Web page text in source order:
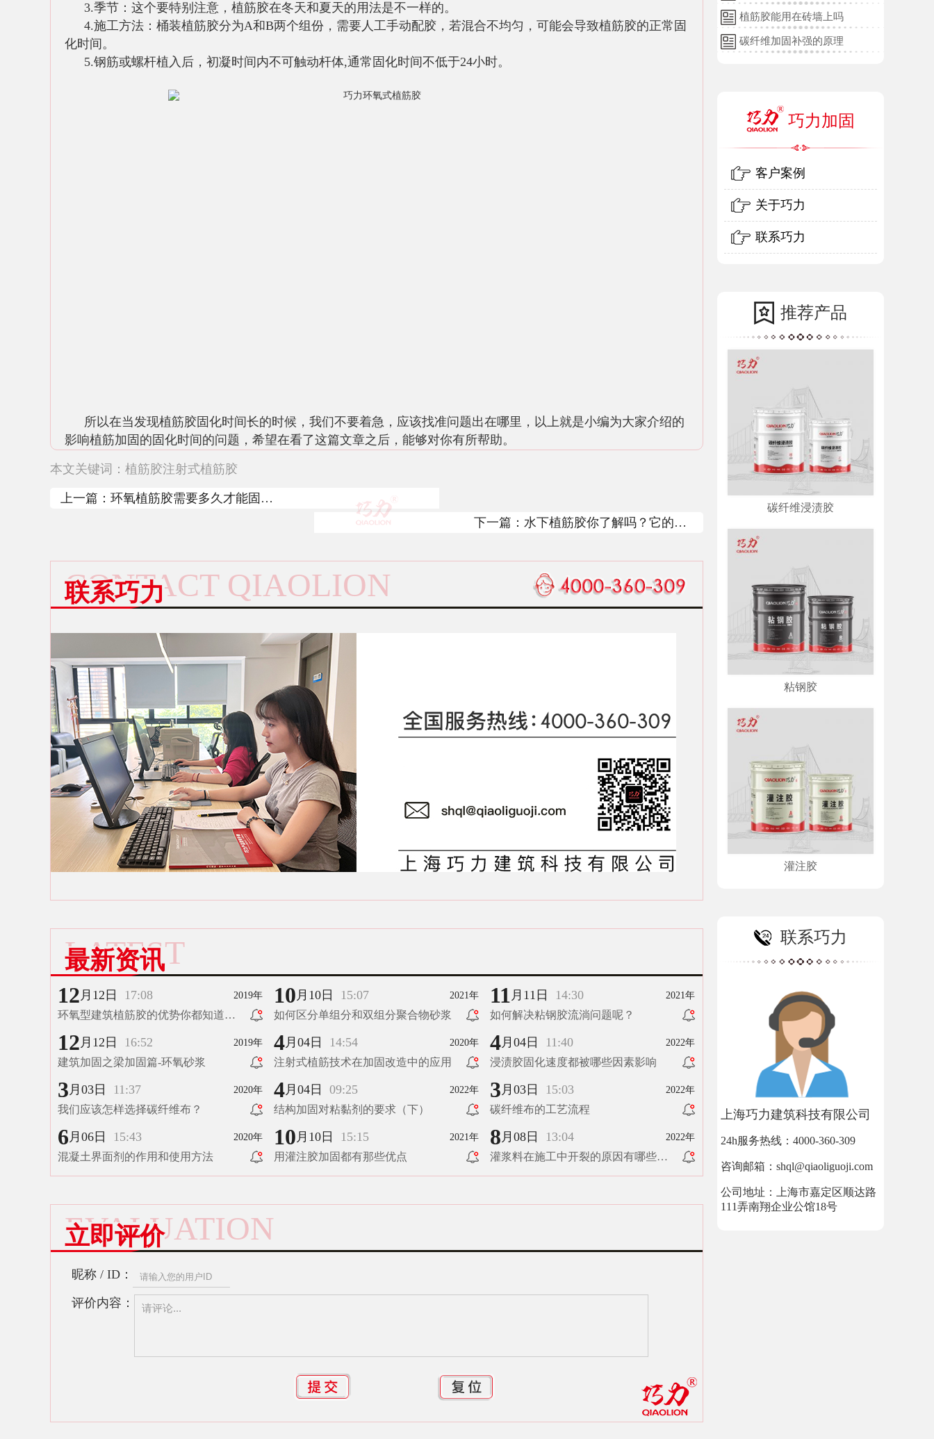
3.季节：这个要特别注意，植筋胶在冬天和夏天的用法是不一样的。
4.施工方法：桶装植筋胶分为A和B两个组份，需要人工手动配胶，若混合不均匀，可能会导致植筋胶的正常固
化时间。
5.钢筋或螺杆植入后，初凝时间内不可触动杆体,通常固化时间不低于24小时。
所以在当发现植筋胶固化时间长的时候，我们不要着急，应该找准问题出在哪里，以上就是小编为大家介绍的
影响植筋加固的固化时间的问题，希望在看了这篇文章之后，能够对你有所帮助。
本文关键词： 植筋胶注射式植筋胶
上一篇： 环氧植筋胶需要多久才能固
下一篇： 水下植筋胶你了解吗？它的特
联系巧力
CONTACT QIAOLION
最新资讯
LATEST
12 月12日 17:08 2019年
环氧型建筑植筋胶的优势你都知道
10 月10日 15:07 2021年
如何区分单组分和双组分聚合物砂浆
11 月11日 14:30 2021年
如何解决粘钢胶流淌问题呢？
12 月12日 16:52 2019年
建筑加固之梁加固篇-环氧砂浆
4月04日 14:54 2020年
注射式植筋技术在加固改造中的应用
4月04日 11:40 2022年
浸渍胶固化速度都被哪些因素影响
3 月03日 11:37 2020年
我们应该怎样选择碳纤维布？
4月04日 09:25 2022年
结构加固对粘黏剂的要求（下）
3 月03日 15:03 2022年
碳纤维布的工艺流程
6 月06日 15:43 2020年
混凝土界面剂的作用和使用方法
10 月10日 15:15 2021年
用灌注胶加固都有那些优点
8 月08日 13:04 2022年
灌浆料在施工中开裂的原因有哪些？
（下）
立即评价
EVALUATION
昵称 / ID：
评价内容：
里？
植筋胶能用在砖墙上吗
碳纤维加固补强的原理
巧力加固
客户案例
关于巧力
联系巧力
推荐产品
碳纤维浸渍胶
粘钢胶
灌注胶
联系巧力
上海巧力建筑科技有限公司
24h服务热线：4000-360-309
咨询邮箱：shql@qiaoliguoji.com
公司地址：上海市嘉定区顺达路
111弄南翔企业公馆18号